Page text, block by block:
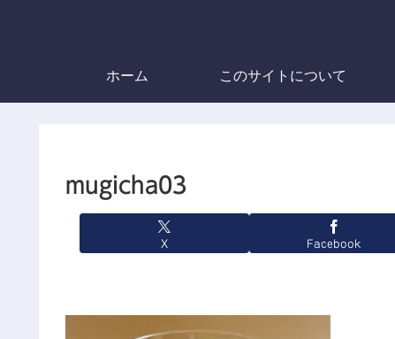
ホーム このサイトについて
mugicha03
X Facebook